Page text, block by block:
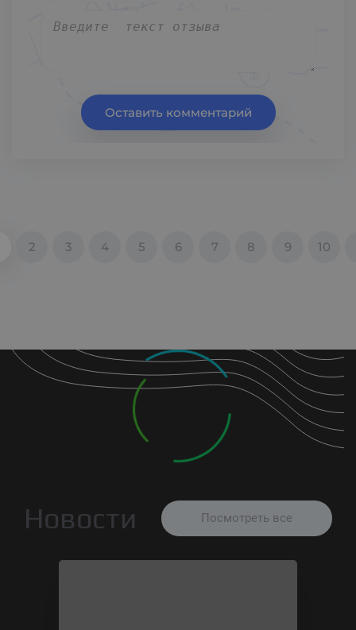
Оставить комментарий
2 3 4 5 6 7 8 9 10
Новости Посмотреть все